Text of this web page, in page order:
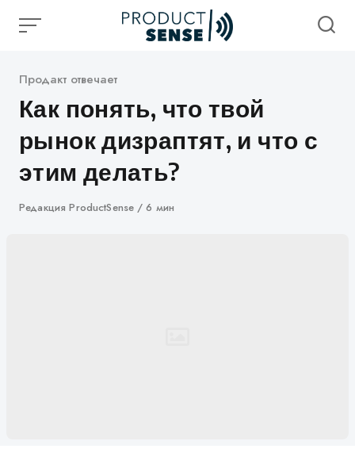
Категория
Продакт отвечает
Как понять, что твой
рынок дизраптят, и что с
этим делать?
Автор
Редакция ProductSense 6 мин